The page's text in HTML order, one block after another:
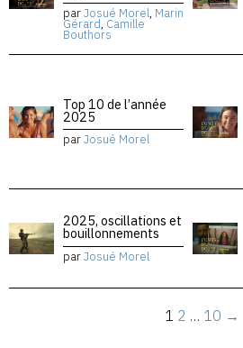
parJosué Morel, Marin
Gérard, Camille
Bouthors
Top 10 de l’année
2025
parJosué Morel
2025, oscillations et
bouillonnements
parJosué Morel
1 2 … 10 →